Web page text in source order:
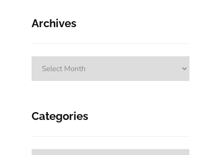
Archives
Categories